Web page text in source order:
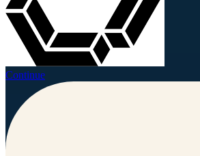
Continue